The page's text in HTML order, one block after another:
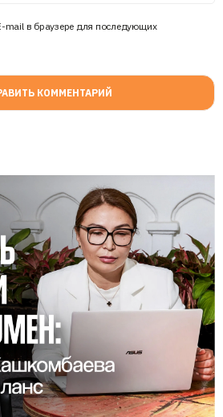
mail в браузере для последующих